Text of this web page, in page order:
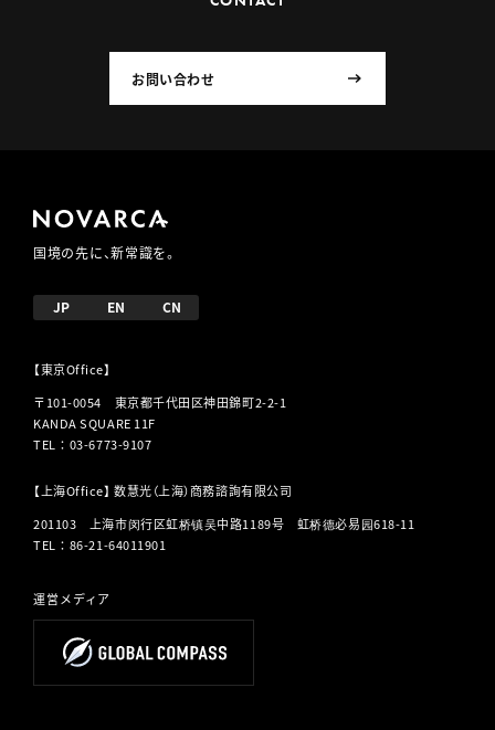
お問い合わせ
国境の先に、新常識を。
JP EN CN
【東京Office】
〒101-0054 東京都千代田区神田錦町2-2-1
KANDA SQUARE 11F
TEL ： 03-6773-9107
【上海Office】 数慧光（上海）商務諮詢有限公司
201103 上海市闵行区虹桥镇吴中路1189号 虹桥德必易园618-11
TEL ： 86-21-64011901
運営メディア